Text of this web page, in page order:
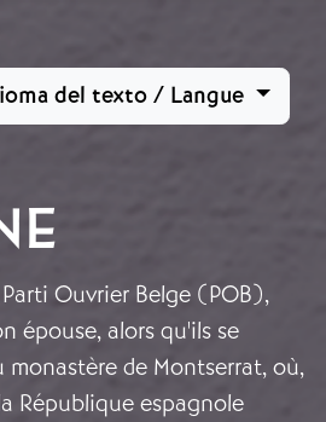
del texto / Langue
Ouvrier Belge (POB),
épouse, alors qu'ils se
de Montserrat, où,
République espagnole